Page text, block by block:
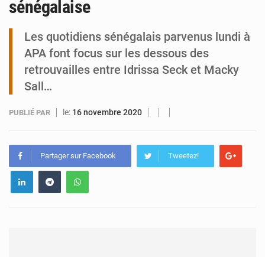
sénégalaise
Les quotidiens sénégalais parvenus lundi à
APA font focus sur les dessous des
retrouvailles entre Idrissa Seck et Macky
Sall…
PUBLIÉ PAR le: 16 novembre 2020
Partager sur Facebook Tweetez!